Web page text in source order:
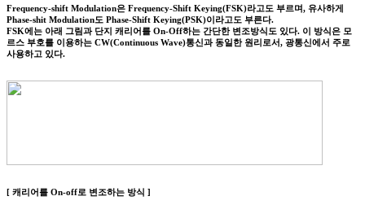
Frequency-shift Modulation은 Frequency-Shift Keying(FSK)라고도 부르며, 유사하게
Phase-shit Modulation도 Phase-Shift Keying(PSK)이라고도 부른다.
FSK에는 아래 그림과 단지 캐리어를 On-Off하는 간단한 변조방식도 있다. 이 방식은 모
르스 부호를 이용하는 CW(Continuous Wave)통신과 동일한 원리로서, 광통신에서 주로
사용하고 있다.
[ 캐리어를 On-off로 변조하는 방식 ]